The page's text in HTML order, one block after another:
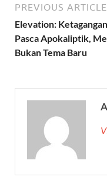
PREVIOUS ARTICLE
Elevation: Ketagangan
Pasca Apokaliptik,
Bukan Tema Baru